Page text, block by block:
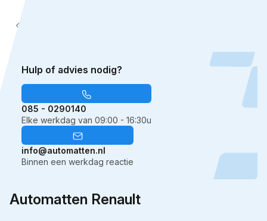
Hulp of advies nodig?
085 - 0290140
Elke werkdag van 09:00 - 16:30u
info@automatten.nl
Binnen een werkdag reactie
Automatten Renault